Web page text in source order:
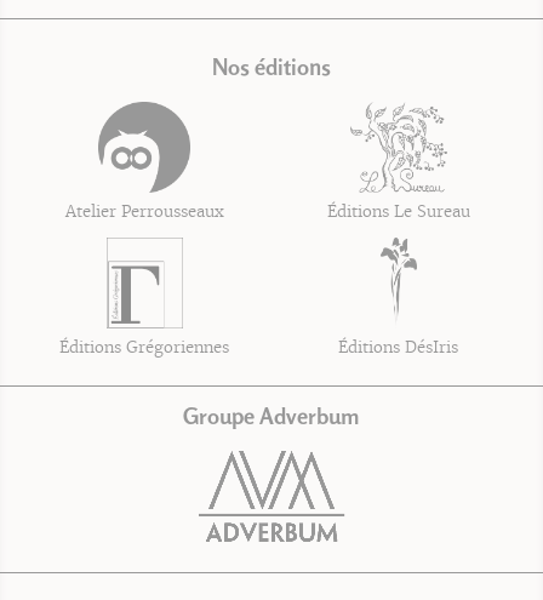
Nos éditions
Atelier Perrousseaux Éditions Le Sureau
Éditions Grégoriennes Éditions DésIris
Groupe Adverbum